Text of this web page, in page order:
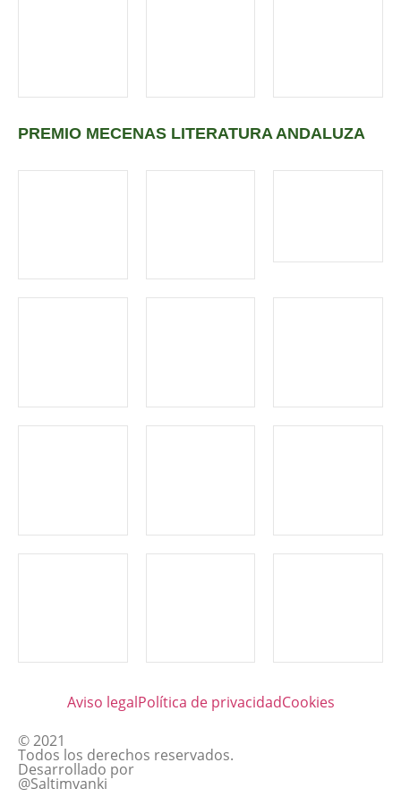
PREMIO MECENAS LITERATURA ANDALUZA
Aviso legalPolítica de privacidadCookies
© 2021
Todos los derechos reservados.
Desarrollado por
@Saltimvanki